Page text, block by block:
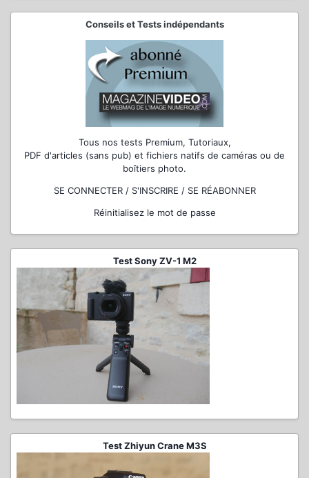
Conseils et Tests indépendants
Tous nos tests Premium, Tutoriaux,
PDF d'articles (sans pub) et fichiers natifs de caméras ou de
boîtiers photo.
SE CONNECTER / S'INSCRIRE / SE RÉABONNER
Réinitialisez le mot de passe
Test Sony ZV-1 M2
Test Zhiyun Crane M3S